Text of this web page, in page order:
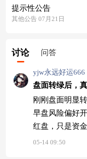
提示性公告
其他公告 07月21日
讨论 问答
yjw永远好运666
盘面转绿后，
刚刚盘面明显
早盘风险偏好
红盘，只是资
业混合
05-14 09:50